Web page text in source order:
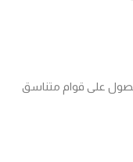
على قوام متناسق